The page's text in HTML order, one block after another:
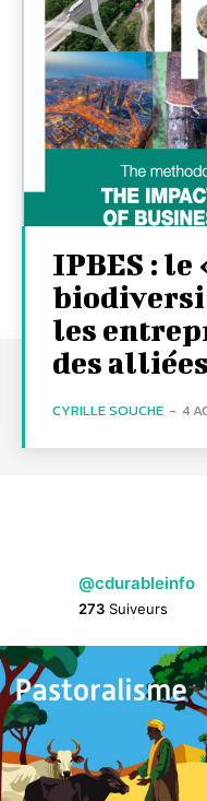
IPBES : le
les
des
CYRILLE SOUCHE - 4
@cdurableinfo
273 Suiveurs